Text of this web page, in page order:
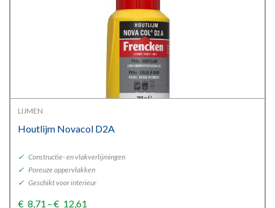
LIJMEN
Houtlijm Novacol D2A
✓ Constructie- en vlakverlijmingen
✓ Poreuze oppervlakken
✓ Geschikt voor interieur
€ 8,71 –€ 12,61